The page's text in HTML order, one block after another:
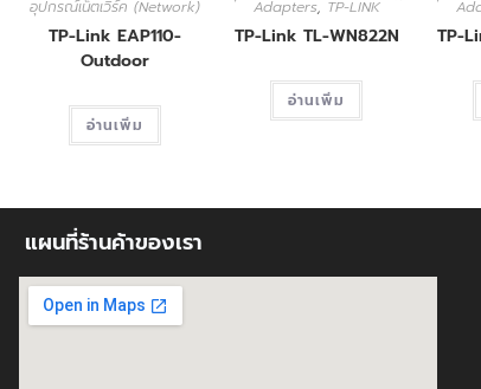
อุปกรณ์เน็ตเวิร์ค (Network)
TP-Link EAP110-
Outdoor
อ่านเพิ่ม
Adapters, TP-LINK
TP-Link TL-WN822N
อ่านเพิ่ม
TP-
แผนที่ร้านค้าของเรา